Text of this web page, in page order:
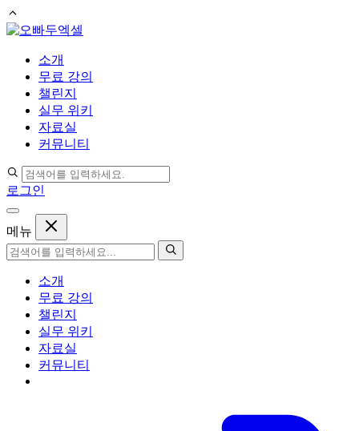
컨
소개
무료 강의
챌린지
실무 위키
자료실
커뮤니티
로그인
메뉴
소개
무료 강의
챌린지
실무 위키
자료실
커뮤니티